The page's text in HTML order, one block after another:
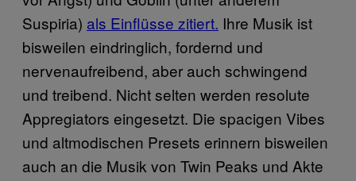
Suspiria) als Einflüsse zitiert. Ihre Musik ist
bisweilen eindringlich, fordernd und
nervenaufreibend, aber auch schwingend
und treibend. Nicht selten werden resolute
Appregiators eingesetzt. Die spacigen Vibes
und altmodischen Presets erinnern bisweilen
auch an die Musik von Twin Peaks und Akte